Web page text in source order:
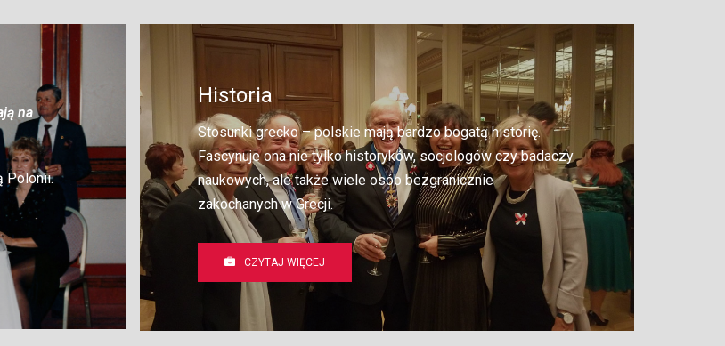
na
Polonii.
Historia
Stosunki grecko – polskie mają bardzo bogatą historię.
Fascynuje ona nie tylko historyków, socjologów czy badaczy
naukowych, ale także wiele osób bezgranicznie
zakochanych w Grecji.
CZYTAJ WIĘCEJ